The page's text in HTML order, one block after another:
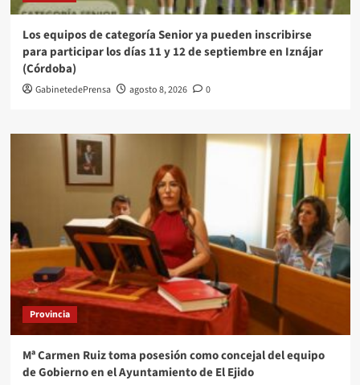
Los equipos de categoría Senior ya pueden inscribirse
para participar los días 11 y 12 de septiembre en Iznájar
(Córdoba)
GabinetedePrensa agosto 8, 2026 0
Provincia
Mª Carmen Ruiz toma posesión como concejal del equipo
de Gobierno en el Ayuntamiento de El Ejido